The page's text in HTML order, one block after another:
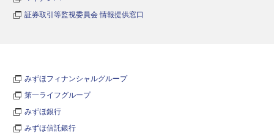
証券取引等監視委員会 情報提供窓口
みずほフィナンシャルグループ
第一ライフグループ
みずほ銀行
みずほ信託銀行